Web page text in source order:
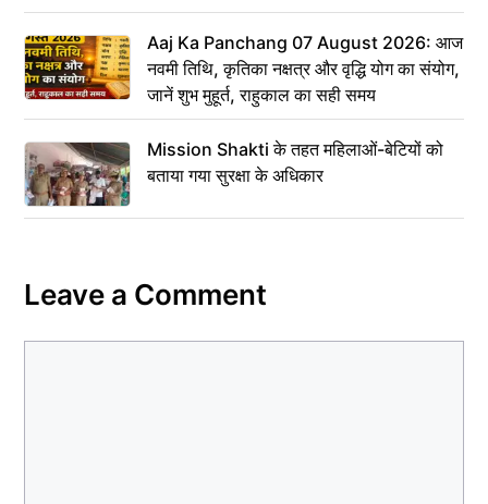
Aaj Ka Panchang 07 August 2026: आज
नवमी तिथि, कृतिका नक्षत्र और वृद्धि योग का संयोग,
जानें शुभ मुहूर्त, राहुकाल का सही समय
Mission Shakti के तहत महिलाओं-बेटियों को
बताया गया सुरक्षा के अधिकार
Leave a Comment